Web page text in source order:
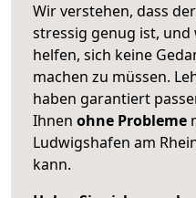
Wir verstehen, dass
stressig genug ist,
helfen, sich keine
machen zu müssen.
haben garantiert
Ihnen ohne Probleme
Ludwigshafen am
kann.